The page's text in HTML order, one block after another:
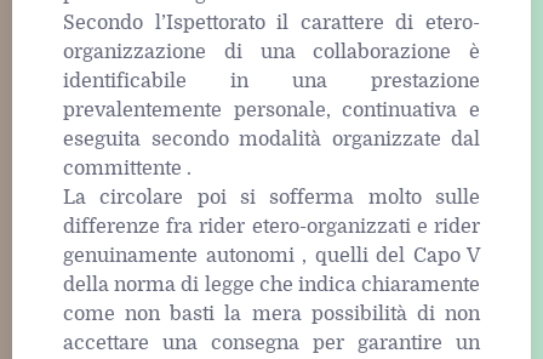
Secondo l’Ispettorato il carattere di etero-
organizzazione di una collaborazione è
identificabile in una prestazione
prevalentemente personale, continuativa e
eseguita secondo modalità organizzate dal
committente .
La circolare poi si sofferma molto sulle
differenze fra rider etero-organizzati e rider
genuinamente autonomi , quelli del Capo V
della norma di legge che indica chiaramente
come non basti la mera possibilità di non
accettare una consegna per garantire un